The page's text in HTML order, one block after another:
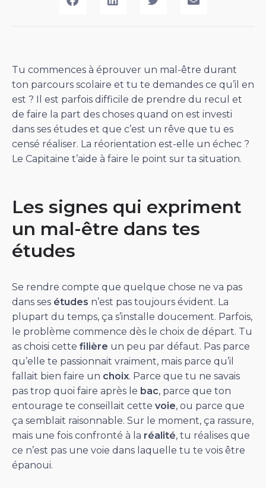
Tu commences à éprouver un mal-être durant
ton parcours scolaire et tu te demandes ce qu’il en
est ? Il est parfois difficile de prendre du recul et
de faire la part des choses quand on est investi
dans ses études et que c’est un rêve que tu es
censé réaliser. La réorientation est-elle un échec ?
Le Capitaine t’aide à faire le point sur ta situation.
Les signes qui expriment
un mal-être dans tes
études
Se rendre compte que quelque chose ne va pas
dans ses études n’est pas toujours évident. La
plupart du temps, ça s’installe doucement. Parfois,
le problème commence dès le choix de départ. Tu
as choisi cette filière un peu par défaut. Pas parce
qu’elle te passionnait vraiment, mais parce qu’il
fallait bien faire un choix. Parce que tu ne savais
pas trop quoi faire après le bac, parce que ton
entourage te conseillait cette voie, ou parce que
ça semblait raisonnable. Sur le moment, ça rassure,
mais une fois confronté à la réalité, tu réalises que
ce n’est pas une voie dans laquelle tu te vois être
épanoui.